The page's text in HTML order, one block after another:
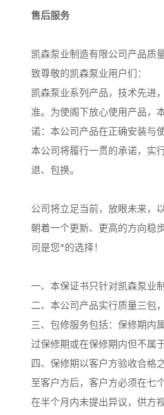
售后服务
凯森泵业制造有限公司产品质
致尊敬的凯森泵业用户们：
凯森泵业系列产品，技术先进
准。为使阁下放心使用产品，
诺：本公司产品在正确安装与
本公司将履行一贯的承诺，实
退、包换。
公司将立足当前，放眼未来，
朝着一个更新、更高的方向稳
司是您*的选择！
一、本保证书只针对凯森泵业
二、本公司产品实行质量三包
三、包修服务包括：保修期内
过保修期或在保修期内但不属
四、保修期以客户方验收合格
至客户方后，客户方必须在七
在半个月内未提出异议，供方